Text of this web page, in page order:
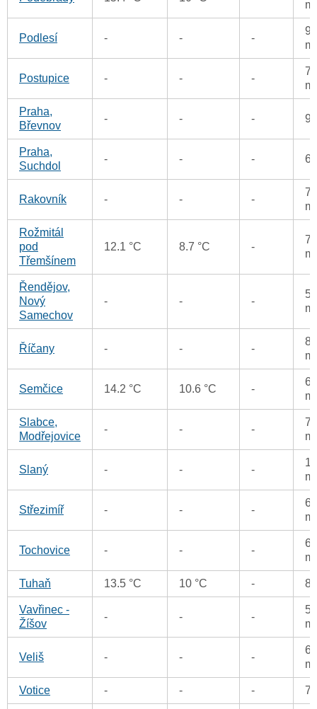
Podlesí - - -
Postupice - - -
Praha,
Břevnov
- - -
Praha,
Suchdol
- - -
Rakovník - - -
Rožmitál
pod
Třemšínem
12.1 °C 8.7 °C -
Řendějov,
Nový
Samechov
- - -
Říčany - - -
Semčice 14.2 °C 10.6 °C -
Slabce,
Modřejovice
- - -
Slaný - - -
Střezimíř - - -
Tochovice - - -
Tuhaň 13.5 °C 10 °C -
Vavřinec -
Žíšov
- - -
Veliš - - -
Votice - - -